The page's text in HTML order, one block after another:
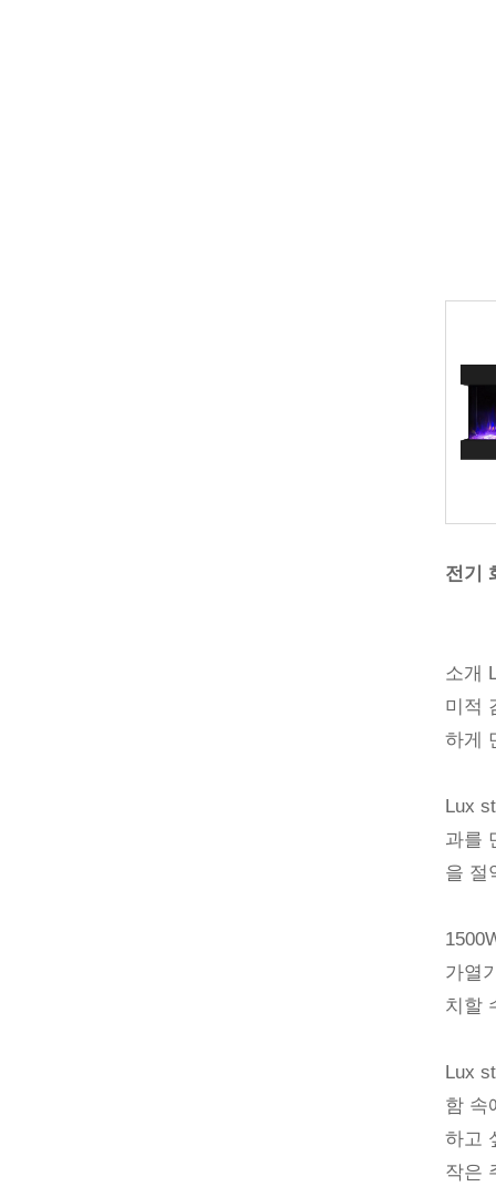
전기
소개
미적
하게
Lux
과를
을 절
가열
치할
Lux
함 속
하고
작은